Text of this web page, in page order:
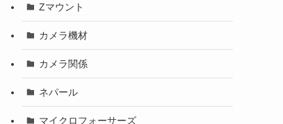
Zマウント
カメラ機材
カメラ関係
ネパール
マイクロフォーサーズ